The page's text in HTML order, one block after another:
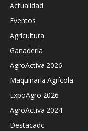
Actualidad
Eventos
Agricultura
Ganadería
AgroActiva 2026
Maquinaria Agrícola
ExpoAgro 2026
AgroActiva 2024
Destacado